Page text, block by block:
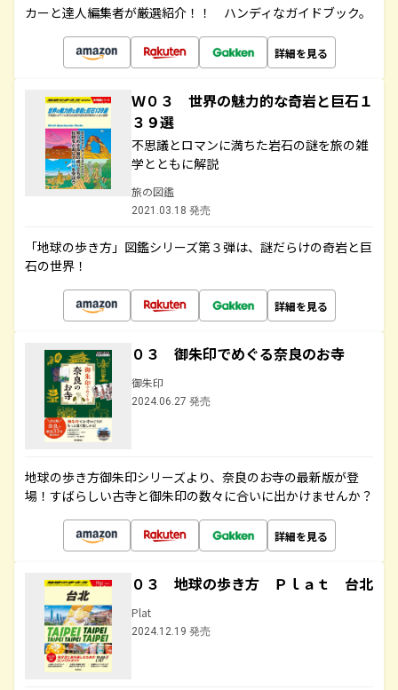
カーと達人編集者が厳選紹介！！ ハンディなガイドブック。
詳細を見る
Ｗ０３ 世界の魅力的な奇岩と巨石１
３９選
不思議とロマンに満ちた岩石の謎を旅の雑
学とともに解説
旅の図鑑
2021.03.18 発売
「地球の歩き方」図鑑シリーズ第３弾は、謎だらけの奇岩と巨
石の世界！
詳細を見る
０３ 御朱印でめぐる奈良のお寺
御朱印
2024.06.27 発売
地球の歩き方御朱印シリーズより、奈良のお寺の最新版が登
場！すばらしい古寺と御朱印の数々に合いに出かけませんか？
詳細を見る
０３ 地球の歩き方 Ｐｌａｔ 台北
Plat
2024.12.19 発売